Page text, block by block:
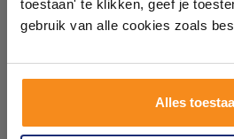
toestaan' te klikken, geef je
gebruik van alle cookies zoals
Alles
tegels & sanitair direct uit
op eigen
Kom langs en ervaar zelf